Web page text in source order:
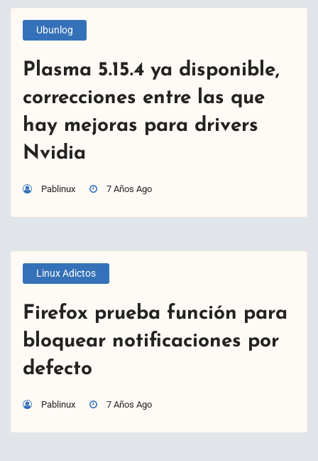
Ubunlog
Plasma 5.15.4 ya disponible,
correcciones entre las que
hay mejoras para drivers
Nvidia
Pablinux 7 Años Ago
Linux Adictos
Firefox prueba función para
bloquear notificaciones por
defecto
Pablinux 7 Años Ago